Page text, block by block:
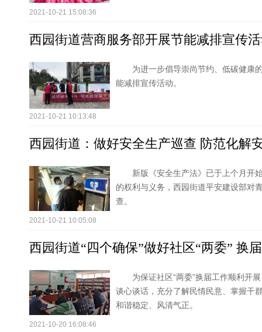
2021-10-21 15:08:36
西园街道营商服务部开展节能减排宣传
为进一步倡导崇尚节约、低碳健康
能减排宣传活动。
2021-10-21 10:13:48
西园街道：做好安全生产巡查 防范化解
新版《安全生产法》已于上个月开
的权利与义务，西园街道平安建设部对
查。
2021-10-21 10:05:08
西园街道“四个确保”做好社区“两委” 换
为保证社区“两委”换届工作顺利开
谈心谈话，充分了解民情民意、掌握干
和谐稳定、风清气正。
2021-10-20 16:08:46